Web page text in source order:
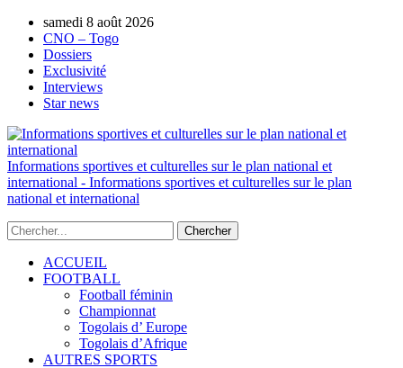
samedi 8 août 2026
CNO – Togo
Dossiers
Exclusivité
Interviews
Star news
Informations sportives et culturelles sur le plan national et
international - Informations sportives et culturelles sur le plan
national et international
ACCUEIL
FOOTBALL
Football féminin
Championnat
Togolais d’ Europe
Togolais d’Afrique
AUTRES SPORTS
AUTORISATION DE LA HAAC N°0134/